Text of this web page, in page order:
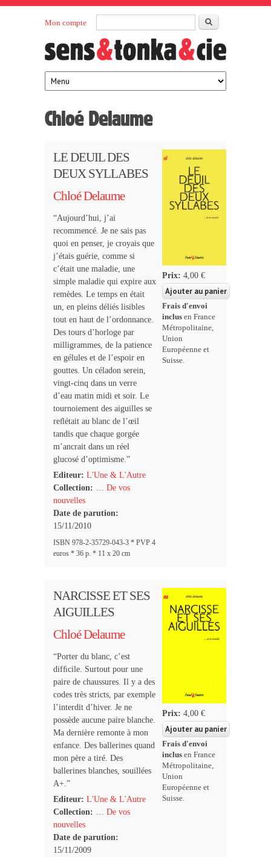
Rechercher
Mon compte
Sens et
Tonka
éditeurs
maison
d’édition
française
Chloé Delaume
LE DEUIL DES
DEUX SYLLABES
Chloé Delaume
“Aujourd’hui, j’ai
recommencé. Je ne sais pas
quoi en penser, je croyais que
j’étais guérie, comme si
c’était une maladie, une
simple maladie qui expire aux
remèdes. Le temps en était
un, en pleins déliés lisibles
tout en haut de l’ordonnance.
Des tours d’horloge par
milligrammes, de la patience
en gélules et de l’espoir en
gouttes. Un céladon serein,
vingt-cinq dans un verre
d’eau matin midi et soir. Le
tournoiement des aiguilles se
reﬂétait au blanc de l’œil
tandis que chaque gorgée
m’ancrait dans un réel
glucosé d’optimisme.”
Editeur: L'Une & L'Autre
Collection:
… De vos
nouvelles
Date de parution:
15/11/2010
ISBN 978-2-35729-043-3 * PVP 4
euros * 36 p. * 11 x 20 cm
Prix:4,00 €
Frais d'envoi
inclus en France
Métropolitaine,
Union
Européenne et
Suisse.
NARCISSE ET SES
AIGUILLES
Chloé Delaume
“Porter du blanc, c’est
difﬁcile. Surtout pour une
paire de chaussures. Il y a des
codes très stricts, par exemple
l’interdit d’hiver. Je ne
possède aucune paire blanche.
Ma dernière remonte à mon
enfance. Des ballerines quand
mon père a tiré. Des
ballerines blanches, souillées
A+.”
Editeur: L'Une & L'Autre
Collection:
… De vos
nouvelles
Date de parution:
15/11/2009
Prix:4,00 €
Frais d'envoi
inclus en France
Métropolitaine,
Union
Européenne et
Suisse.